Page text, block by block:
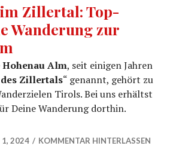
Zillertal: Top-
Wanderung zur
Alm, seit einigen Jahren
Zillertals“ genannt, gehört zu
Tirols. Bei uns erhältst
Deine Wanderung dorthin.
Top-Tipps für die
1, 2024 KOMMENTAR HINTERLASSEN